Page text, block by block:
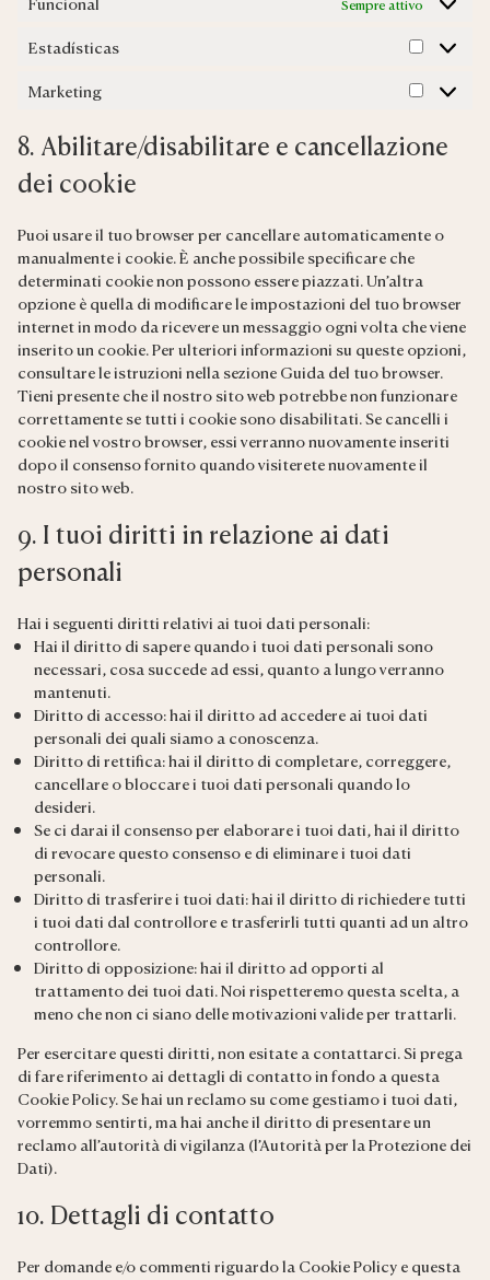
Estadísticas
Marketing
8. Abilitare/disabilitare e cancellazione
dei cookie
Puoi usare il tuo browser per cancellare automaticamente o
manualmente i cookie. È anche possibile specificare che
determinati cookie non possono essere piazzati. Un’altra
opzione è quella di modificare le impostazioni del tuo browser
internet in modo da ricevere un messaggio ogni volta che viene
inserito un cookie. Per ulteriori informazioni su queste opzioni,
consultare le istruzioni nella sezione Guida del tuo browser.
Tieni presente che il nostro sito web potrebbe non funzionare
correttamente se tutti i cookie sono disabilitati. Se cancelli i
cookie nel vostro browser, essi verranno nuovamente inseriti
dopo il consenso fornito quando visiterete nuovamente il
nostro sito web.
9. I tuoi diritti in relazione ai dati
personali
Hai i seguenti diritti relativi ai tuoi dati personali:
Hai il diritto di sapere quando i tuoi dati personali sono
necessari, cosa succede ad essi, quanto a lungo verranno
mantenuti.
Diritto di accesso: hai il diritto ad accedere ai tuoi dati
personali dei quali siamo a conoscenza.
Diritto di rettifica: hai il diritto di completare, correggere,
cancellare o bloccare i tuoi dati personali quando lo
desideri.
Se ci darai il consenso per elaborare i tuoi dati, hai il diritto
di revocare questo consenso e di eliminare i tuoi dati
personali.
Diritto di trasferire i tuoi dati: hai il diritto di richiedere tutti
i tuoi dati dal controllore e trasferirli tutti quanti ad un altro
controllore.
Diritto di opposizione: hai il diritto ad opporti al
trattamento dei tuoi dati. Noi rispetteremo questa scelta, a
meno che non ci siano delle motivazioni valide per trattarli.
Per esercitare questi diritti, non esitate a contattarci. Si prega
di fare riferimento ai dettagli di contatto in fondo a questa
Cookie Policy. Se hai un reclamo su come gestiamo i tuoi dati,
vorremmo sentirti, ma hai anche il diritto di presentare un
reclamo all’autorità di vigilanza (l’Autorità per la Protezione dei
Dati).
10. Dettagli di contatto
Per domande e/o commenti riguardo la Cookie Policy e questa